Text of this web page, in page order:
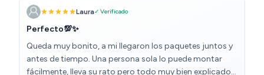
Laura✓ Verificado
Perfecto💯✨
Queda muy bonito, a mi llegaron los paquetes juntos y
antes de tiempo. Una persona sola lo puede montar
fácilmente, lleva su rato pero todo muy bien explicado,